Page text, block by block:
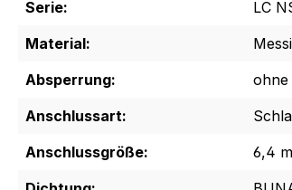
Serie:
LC
Material:
Absperrung:
Anschlussart:
Anschlussgröße:
6,4